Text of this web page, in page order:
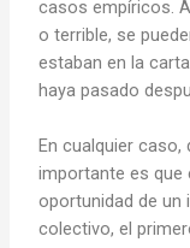
casos empíricos.
o terrible, se
estaban en la
haya pasado
En cualquier
importante es que
oportunidad de un
colectivo, el